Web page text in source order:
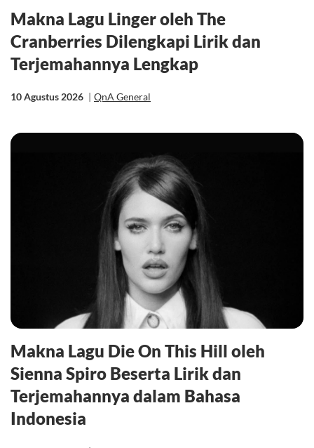
Makna Lagu Linger oleh The
Cranberries Dilengkapi Lirik dan
Terjemahannya Lengkap
10 Agustus 2026 | QnA General
Makna Lagu Die On This Hill oleh
Sienna Spiro Beserta Lirik dan
Terjemahannya dalam Bahasa
Indonesia